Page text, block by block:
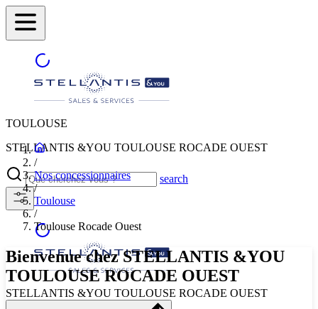
TOULOUSE
STELLANTIS &YOU TOULOUSE ROCADE OUEST
search
STELLANTIS &YOU TOULOUSE ROCADE OUEST
/
Nos concessionnaires
/
Toulouse
/
Toulouse Rocade Ouest
Bienvenue chez STELLANTIS &YOU
TOULOUSE ROCADE OUEST